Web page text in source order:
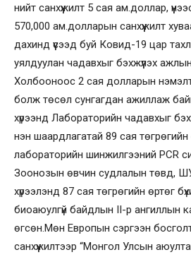
нийт санхүүжилт 5 сая ам.доллар,
570,000 ам.долларын санхүүжилт
дахинд үүсээд буй Ковид-19 цар
уялдуулан чадавхыг бэхжүүлэх
Холбооноос 2 сая долларын нэмэлт
болж төсөл сунгагдан
хүрээнд Лабораторийн чадавхыг
нэн шаардлагатай 89 сая төгрөгийн
лабораторийн шинжилгээний PCR
Зоонозын өвчин судлалын төвд,
хүрээлэнд 87 сая төгрөгийн өртөг
биоаюулгүй байдлын II-р ангиллын
өгсөн.Мөн Европын сэргээн
санхүүжилтээр “Монгол Улсын